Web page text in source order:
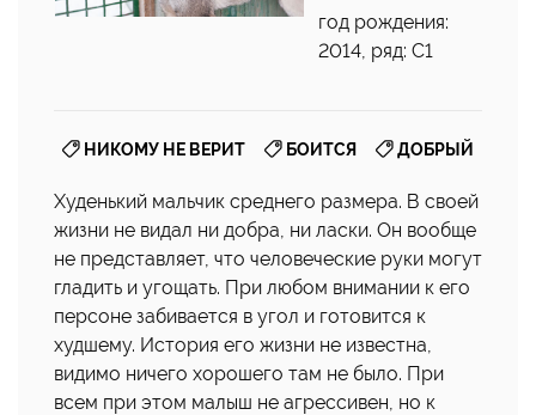
год рождения:
2014, ряд: С1
НИКОМУ НЕ ВЕРИТ БОИТСЯ ДОБРЫЙ
Худенький мальчик среднего размера. В своей
жизни не видал ни добра, ни ласки. Он вообще
не представляет, что человеческие руки могут
гладить и угощать. При любом внимании к его
персоне забивается в угол и готовится к
худшему. История его жизни не известна,
видимо ничего хорошего там не было. При
всем при этом малыш не агрессивен, но к